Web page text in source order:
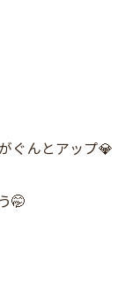
ぐんとアップ💎
🤭